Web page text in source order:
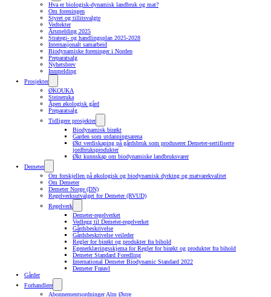
Hva er biologisk-dynamisk landbruk og mat?
Om foreningen
Styret og tillitsvalgte
Vedtekter
Årsmelding 2025
Strategi- og handlingsplan 2025-2028
Internasjonalt samarbeid
Biodynamiske foreninger i Norden
Preparatsalg
Nyhetsbrev
Innmelding
Prosjekter
ØKOUKA
Steineruka
Åpen økologisk gård
Preparatsalg
Tidligere prosjekter
Biodynamisk birøkt
Garden som utdanningsarena
Økt verdiskaping på gårdsbruk som produserer Demeter-sertifiserte
jordbruksprodukter
Økt kunnskap om biodynamiske landbruksvarer
Demeter
Om forskjellen på økologisk og biodynamisk dyrking og matvarekvalitet
Om Demeter
Demeter Norge (DN)
Regelverksutvalget for Demeter (RVUD)
Regelverk
Demeter-regelverket
Vedlegg til Demeter-regelverket
Gårdsbeskrivelse
Gårdsbeskrivelse veileder
Regler for birøkt og produkter fra bihold
Egenerklæringsskjema for Regler for birøkt og produkter fra bihold
Demeter Standard Foredling
International Demeter Biodynamic Standard 2022
Demeter Frøavl
Gårder
Forhandlere
Abonnementsordninger Alm Østre